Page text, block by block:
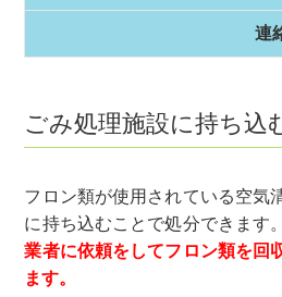
連
ごみ処理施設に持ち込
フロン類が使用されている空気
に持ち込むことで処分できます
業者に依頼をしてフロン類を回
ます。